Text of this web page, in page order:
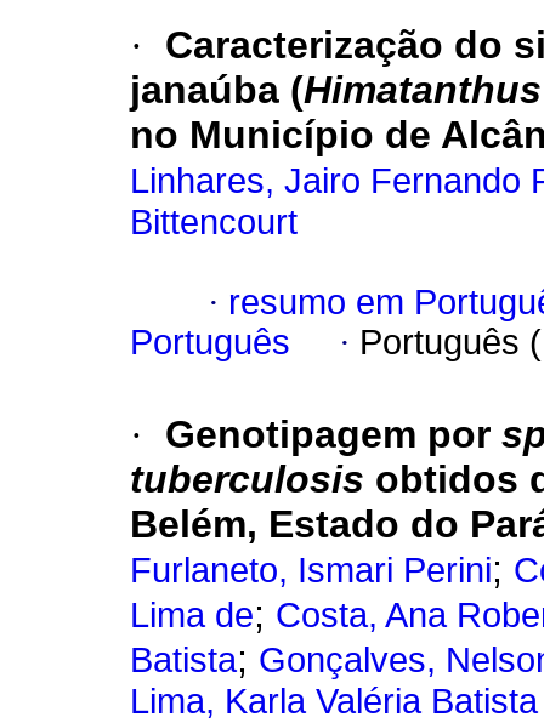
·
Caracterização do
janaúba (
no Município de
Linhares, Jairo Fernando
Bittencourt
· resumo em
Português
· Português
· Genotipagem por
tuberculosis obtidos
Belém, Estado do
Furlaneto, Ismari Perini;
Lima de; Costa, Ana
Batista; Gonçalves,
Lima, Karla Valéria Batista